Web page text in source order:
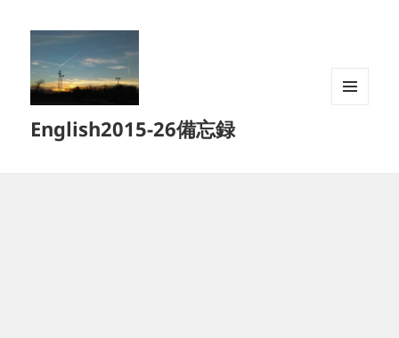
English2015-26備忘録